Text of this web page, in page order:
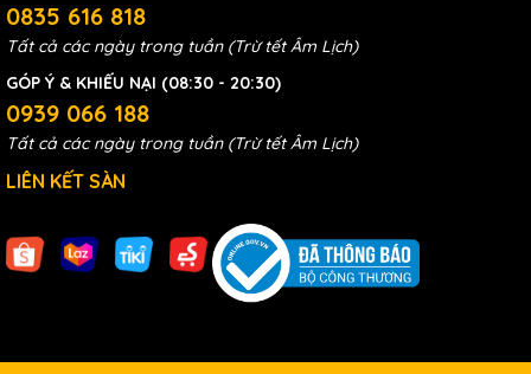
0835 616 818
Tất cả các ngày trong tuần (Trừ tết Âm Lịch)
GÓP Ý & KHIẾU NẠI (08:30 - 20:30)
0939 066 188
Tất cả các ngày trong tuần (Trừ tết Âm Lịch)
LIÊN KẾT SÀN